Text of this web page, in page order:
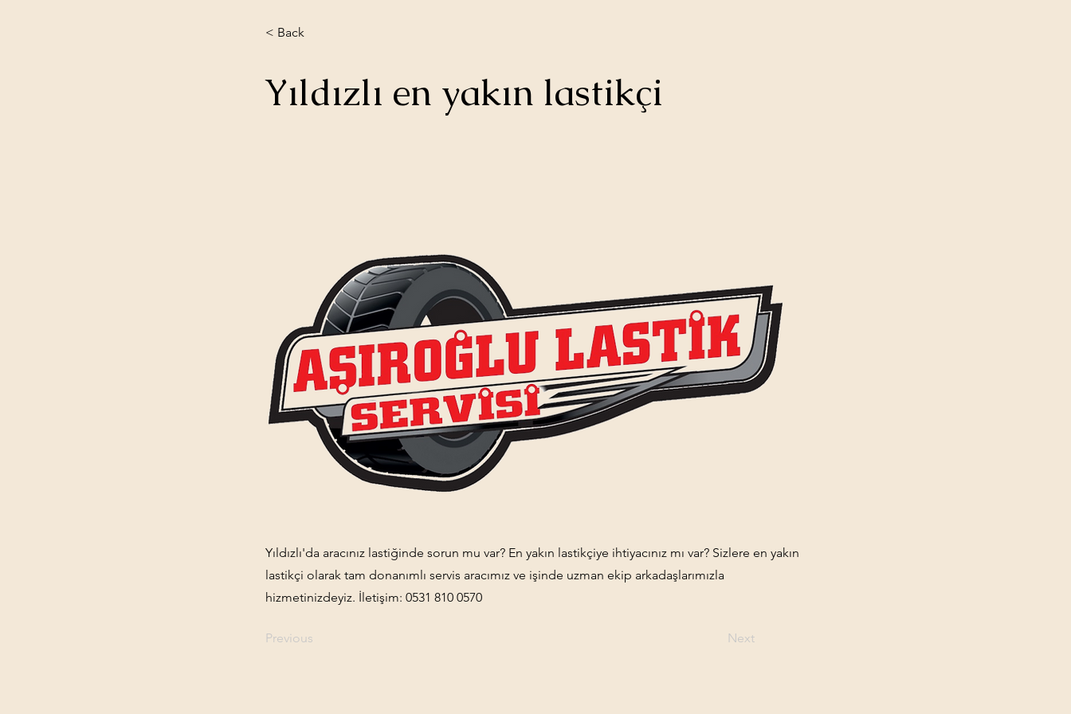
< Back
Yıldızlı en yakın lastikçi
Yıldızlı'da aracınız lastiğinde sorun mu var? En yakın lastikçiye ihtiyacınız mı var? Sizlere en yakın
lastikçi olarak tam donanımlı servis aracımız ve işinde uzman ekip arkadaşlarımızla
hizmetinizdeyiz. İletişim: 0531 810 0570
Previous Next